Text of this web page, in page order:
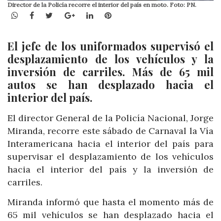
Director de la Policía recorre el interior del país en moto. Foto: PN.
WhatsApp
Facebook
TwitterGoogle+LinkedInPinterest
El jefe de los uniformados supervisó el
desplazamiento de los vehículos y la
inversión de carriles. Más de 65 mil
autos se han desplazado hacia el
interior del país.
El director General de la Policía Nacional, Jorge
Miranda, recorre este sábado de Carnaval la Vía
Interamericana hacia el interior del país para
supervisar el desplazamiento de los vehículos
hacia el interior del país y la inversión de
carriles.
Miranda informó que hasta el momento más de
65 mil vehículos se han desplazado hacia el